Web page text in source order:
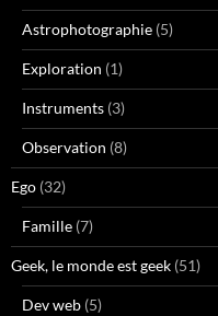
Astrophotographie (5)
Exploration (1)
Instruments (3)
Observation (8)
Ego (32)
Famille (7)
Geek, le monde est geek (51)
Dev web (5)